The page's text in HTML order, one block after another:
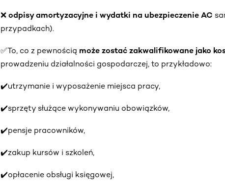
❌ odpisy amortyzacyjne i wydatki na ubezpieczenie AC
przypadkach).
✅To, co z pewnością może zostać zakwalifikowane jako
prowadzeniu działalności gospodarczej, to przykładowo:
✔️utrzymanie i wyposażenie miejsca pracy,
✔️sprzęty służące wykonywaniu obowiązków,
✔️pensje pracowników,
✔️zakup kursów i szkoleń,
✔️opłacenie obsługi księgowej,